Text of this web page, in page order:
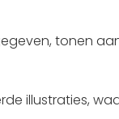
tonen
illustraties,